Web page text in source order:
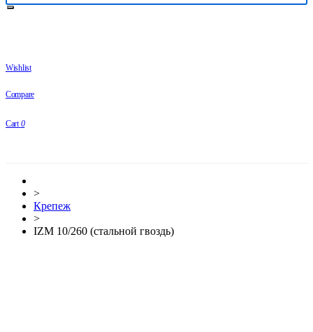
Wishlist
Compare
Cart 0
>
Крепеж
>
IZM 10/260 (стальной гвоздь)